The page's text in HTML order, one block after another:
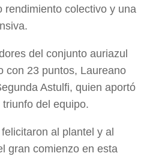
rendimiento colectivo y una
del conjunto auriazul
con 23 puntos, Laureano
Astulfi, quien aportó
del equipo.
al plantel y al
gran comienzo en esta